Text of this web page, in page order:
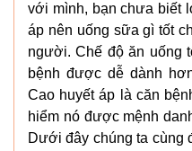
với mình, bạn chưa biết
áp nên uống sữa gì tốt
người. Chế độ ăn uống
bệnh được dễ dành
Cao huyết áp là căn
hiểm nó được mệnh
Dưới đây chúng ta cùng